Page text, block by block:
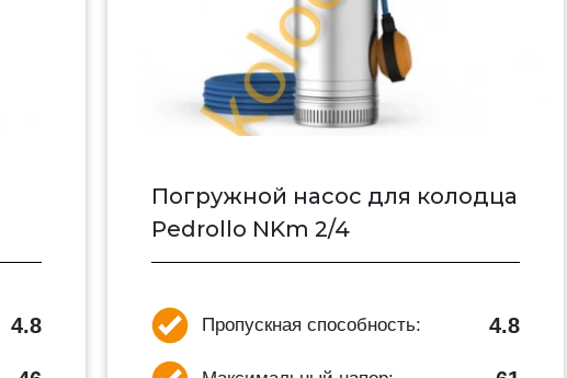
4.8
Погружной насос для колодца
Pedrollo NKm 2/4
Пропускная способность: 4.8